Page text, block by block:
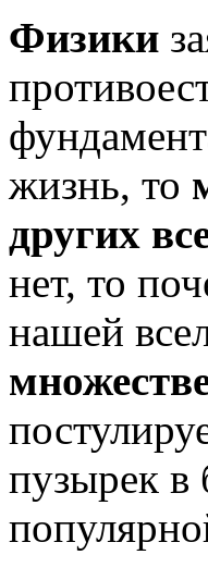
Физики
жизнь, то
других
нет, то
нашей
пузырек в